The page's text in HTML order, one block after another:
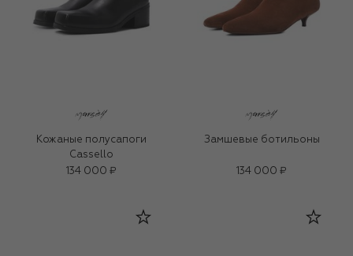
Кожаные полусапоги
Cassello
134 000 ₽
Замшевые ботильоны
134 000 ₽